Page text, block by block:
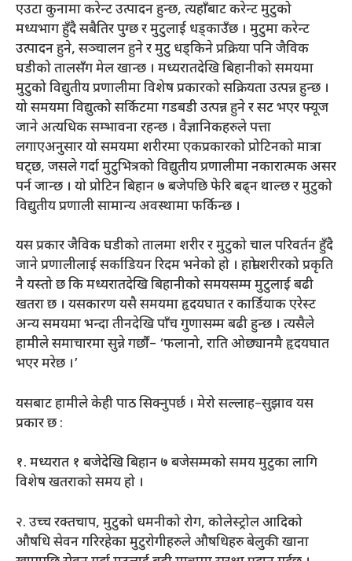
एउटा कुनामा करेन्ट उत्पादन हुन्छ, त्यहाँबाट करेन्ट मुटुको
मध्यभाग हुँदै सबैतिर पुग्छ र मुटुलाई धड्काउँछ । मुटुमा करेन्ट
उत्पादन हुने, सञ्चालन हुने र मुटु धड्किने प्रक्रिया पनि जैविक
घडीको तालसँग मेल खान्छ । मध्यरातदेखि बिहानीको समयमा
मुटुको विद्युतीय प्रणालीमा विशेष प्रकारको सक्रियता उत्पन्न हुन्छ ।
यो समयमा विद्युत्को सर्किटमा गडबडी उत्पन्न हुने र सट भएर फ्यूज
जाने अत्यधिक सम्भावना रहन्छ । वैज्ञानिकहरुले पत्ता
लगाएअनुसार यो समयमा शरीरमा एकप्रकारको प्रोटिनको मात्रा
घट्छ, जसले गर्दा मुटुभित्रको विद्युतीय प्रणालीमा नकारात्मक असर
पर्न जान्छ । यो प्रोटिन बिहान ७ बजेपछि फेरि बढ्न थाल्छ र मुटुको
विद्युतीय प्रणाली सामान्य अवस्थामा फर्किन्छ ।
यस प्रकार जैविक घडीको तालमा शरीर र मुटुको चाल परिवर्तन हुँदै
जाने प्रणालीलाई सर्काडियन रिदम भनेको हो । हाम्रो शरीरको प्रकृति
नै यस्तो छ कि मध्यरातदेखि बिहानीको समयसम्म मुटुलाई बढी
खतरा छ । यसकारण यसै समयमा हृदयघात र कार्डियाक एरेस्ट
अन्य समयमा भन्दा तीनदेखि पाँच गुणासम्म बढी हुन्छ । त्यसैले
हामीले समाचारमा सुन्ने गर्छौं– ‘फलानो, राति ओछ्यानमै हृदयघात
भएर मरेछ ।’
यसबाट हामीले केही पाठ सिक्नुपर्छ । मेरो सल्लाह–सुझाव यस
प्रकार छ :
१. मध्यरात १ बजेदेखि बिहान ७ बजेसम्मको समय मुटुका लागि
विशेष खतराको समय हो ।
२. उच्च रक्तचाप, मुटुको धमनीको रोग, कोलेस्ट्रोल आदिको
औषधि सेवन गरिरहेका मुटुरोगीहरुले औषधिहरु बेलुकी खाना